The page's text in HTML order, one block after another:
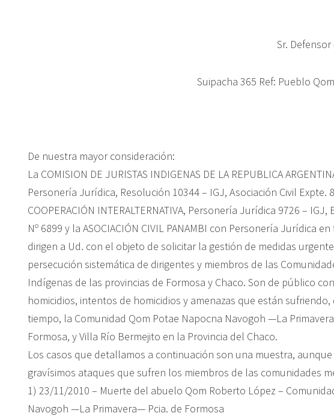
Sr.
Suipacha 365 Ref: Pueblo
De nuestra mayor consideración:
La COMISION DE JURISTAS INDIGENAS DE LA REPUBLICA
Personería Jurídica, Resolución 10344 – IGJ, Asociación Civil Expte.
COOPERACIÓN INTERALTERNATIVA, Personería Jurídica 9726 –
Nº 6899 y la ASOCIACIÓN CIVIL PANAMBI con Personería Jurídica
dirigen a Ud. con el objeto de solicitar la gestión de medidas
persecución sistemática de dirigentes y miembros de las
Indígenas de las provincias de Formosa y Chaco. Son de público
homicidios, intentos de homicidios y amenazas que están
tiempo, la Comunidad Qom Potae Napocna Navogoh —La
Formosa, y Villa Río Bermejito en la Provincia del Chaco.
Los casos que detallamos a continuación son una muestra,
gravísimos ataques que sufren los miembros de las comunidades
1) 23/11/2010 – Muerte del abuelo Qom Roberto López –
Navogoh —La Primavera— Pcia. de Formosa